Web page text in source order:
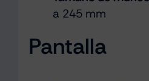
a 245 mm
Pantalla